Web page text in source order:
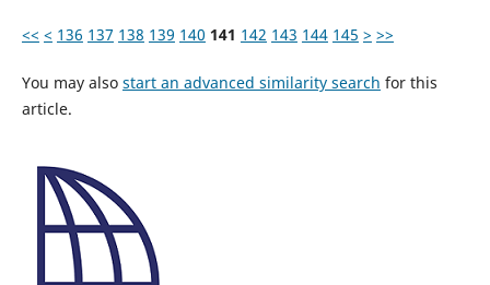
<< < 136 137 138 139 140 141 142 143 144 145 > >>
You may also start an advanced similarity search for this
article.